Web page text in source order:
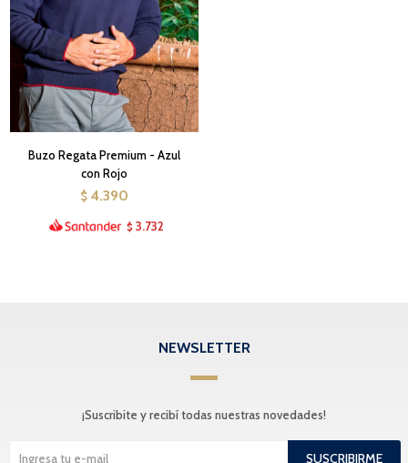
Buzo Regata Premium - Azul
con Rojo
$ 4.390
$ 3.732
NEWSLETTER
¡Suscribite y recibí todas nuestras novedades!
SUSCRIBIRME